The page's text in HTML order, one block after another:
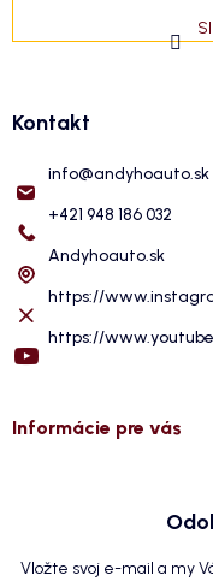
Kontakt
info@andyhoauto.sk
+421 948 186 032
Andyhoauto.sk
https://
https://
Informácie pre vás
Vložte svoj e-mail a my